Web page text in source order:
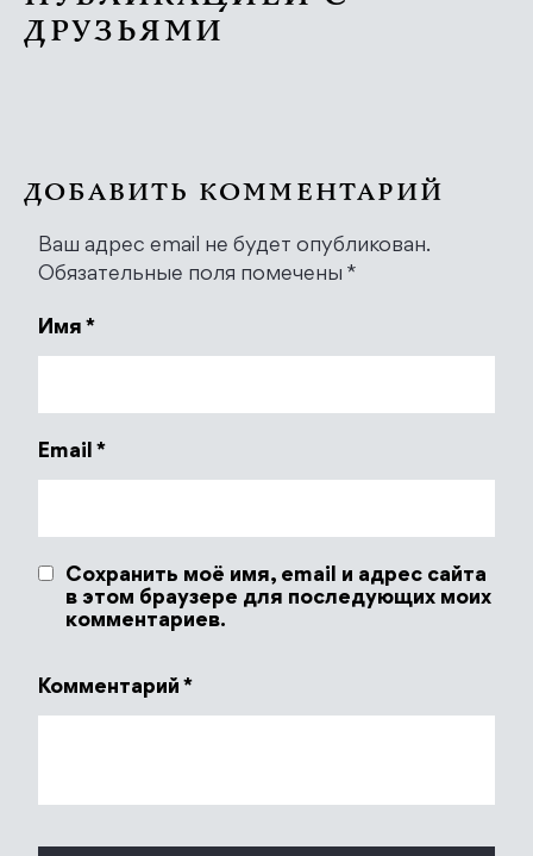
ДРУЗЬЯМИ
ДОБАВИТЬ КОММЕНТАРИЙ
Ваш адрес email не будет опубликован.
Обязательные поля помечены *
Имя *
Email *
Сохранить моё имя, email и адрес сайта
в этом браузере для последующих моих
комментариев.
Комментарий *